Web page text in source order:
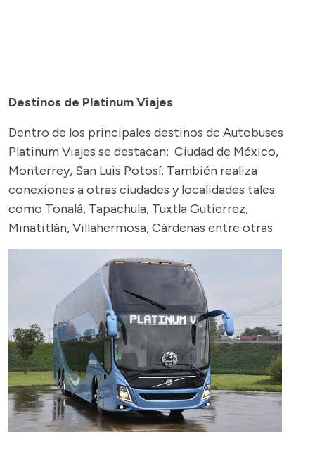
Destinos de Platinum Viajes
Dentro de los principales destinos de Autobuses
Platinum Viajes se destacan: Ciudad de México,
Monterrey, San Luis Potosí. También realiza
conexiones a otras ciudades y localidades tales
como Tonalá, Tapachula, Tuxtla Gutierrez,
Minatitlán, Villahermosa, Cárdenas entre otras.